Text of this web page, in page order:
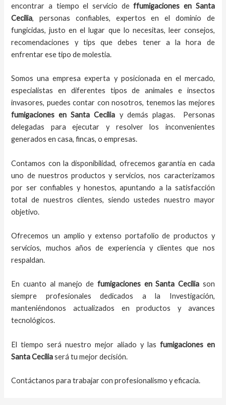
encontrar a tiempo el servicio deffumigaciones en Santa
Cecilia, personas confiables, expertos en el dominio de
fungicidas, justo en el lugar que lo necesitas, leer consejos,
recomendaciones y tips que debes tener a la hora de
enfrentar ese tipo de molestia.
Somos una empresa experta y posicionada en el mercado,
especialistas en diferentes tipos de animales e insectos
invasores, puedes contar con nosotros, tenemos las mejores
fumigaciones enSanta Cecilia y demás plagas. Personas
delegadas para ejecutar y resolver los inconvenientes
generados en casa, fincas, o empresas.
Contamos con la disponibilidad, ofrecemos garantía en cada
uno de nuestros productos y servicios, nos caracterizamos
por ser confiables y honestos, apuntando a la satisfacción
total de nuestros clientes, siendo ustedes nuestro mayor
objetivo.
Ofrecemos un amplio y extenso portafolio de productos y
servicios, muchos años de experiencia y clientes que nos
respaldan.
En cuanto almanejo de fumigaciones enSanta Cecilia son
siempre profesionales dedicados a la Investigación,
manteniéndonos actualizados en productos y avances
tecnológicos.
El tiempo será nuestro mejor aliado y las fumigaciones en
Santa Ceciliaserá tu mejor decisión.
Contáctanos para trabajar con profesionalismo y eficacia.